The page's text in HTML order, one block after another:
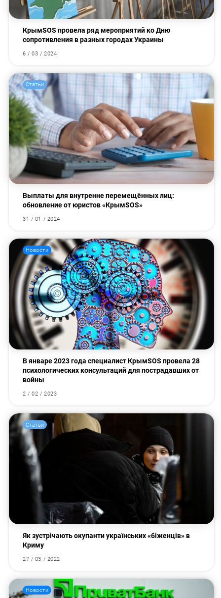
КрымЅОЅ провела ряд мероприятий ко Дню
сопротивления в разных городах Украины
6 / 03 / 2024
Статьи
Выплаты для внутренне перемещённых лиц:
обновление от юристов «КрымЅОЅ»
31 / 01 / 2024
Новости
В январе 2023 года специалист КрымSOS провела 28
психологических консультаций для пострадавших от
войны
2 / 02 / 2023
Статьи
Як зустрічають окупанти українських «біженців» в
Криму
27 / 03 / 2022
Новости